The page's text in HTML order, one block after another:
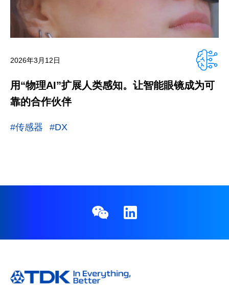
2026年3月12日
用“物理AI”扩展人类感知。让智能眼镜成为可
靠的合作伙伴
#传感器 #DX